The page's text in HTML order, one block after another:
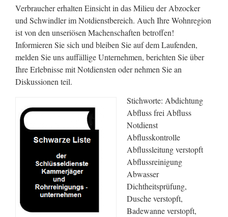
Verbraucher erhalten Einsicht in das Milieu der Abzocker
und Schwindler im Notdienstbereich. Auch Ihre Wohnregion
ist von den unseriösen Machenschaften betroffen!
Informieren Sie sich und bleiben Sie auf dem Laufenden,
melden Sie uns auffällige Unternehmen, berichten Sie über
Ihre Erlebnisse mit Notdiensten oder nehmen Sie an
Diskussionen teil.
Stichworte: Abdichtung
Abfluss frei Abfluss
Notdienst
Abflusskontrolle
Abflussleitung verstopft
Abflussreinigung
Abwasser
Dichtheitsprüfung,
Dusche verstopft,
Badewanne verstopft,